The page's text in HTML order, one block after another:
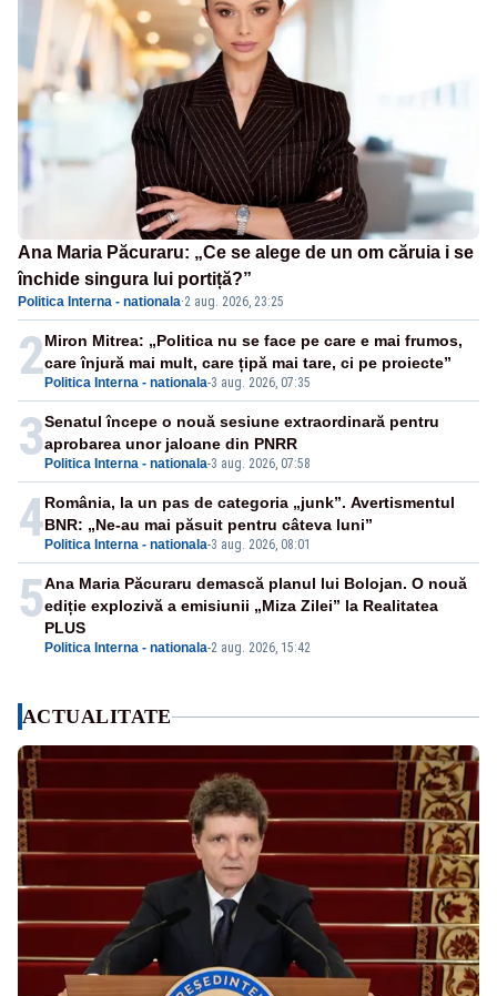
Ana Maria Păcuraru: „Ce se alege de un om căruia i se
închide singura lui portiță?”
Politica Interna - nationala·2 aug. 2026, 23:25
2 Politica Interna - nationala-3 aug. 2026, 07:35
Miron Mitrea: „Politica nu se face pe care e mai frumos,
care înjură mai mult, care țipă mai tare, ci pe proiecte”
3 Politica Interna - nationala-3 aug. 2026, 07:58
Senatul începe o nouă sesiune extraordinară pentru
aprobarea unor jaloane din PNRR
4 Politica Interna - nationala-3 aug. 2026, 08:01
România, la un pas de categoria „junk”. Avertismentul
BNR: „Ne-au mai păsuit pentru câteva luni”
5
Politica Interna - nationala-2 aug. 2026, 15:42
Ana Maria Păcuraru demască planul lui Bolojan. O nouă
ediție explozivă a emisiunii „Miza Zilei” la Realitatea
PLUS
ACTUALITATE